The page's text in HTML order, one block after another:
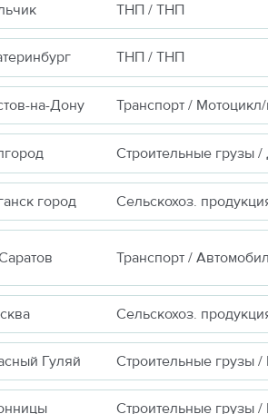
ТНП / ТНП
ТНП / ТНП
на-Дону Транспорт /
Строительные грузы /
город
Транспорт /
Сельскохоз.
Гуляй Строительные грузы